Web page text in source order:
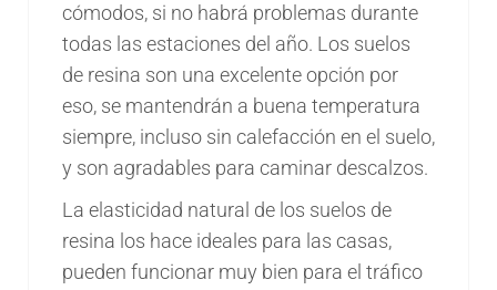
cómodos, si no habrá problemas durante
todas las estaciones del año. Los suelos
de resina son una excelente opción por
eso, se mantendrán a buena temperatura
siempre, incluso sin calefacción en el suelo,
y son agradables para caminar descalzos.
La elasticidad natural de los suelos de
resina los hace ideales para las casas,
pueden funcionar muy bien para el tráfico